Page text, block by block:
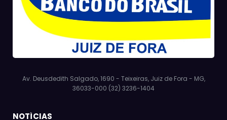
Av. Deusdedith Salgado, 1690 - Teixeiras, Juiz de Fora - MG,
36033-000 (32) 3236-1404
NOTÍCIAS